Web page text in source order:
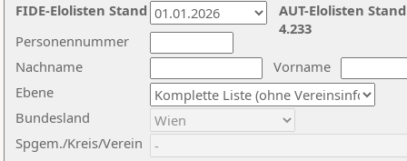
Nachname
Vorname
Ebene
Personennummer
Bundesland
Spgem./Kreis/Verein
AUT-Elolisten
4.233
FIDE-Elolisten Stand